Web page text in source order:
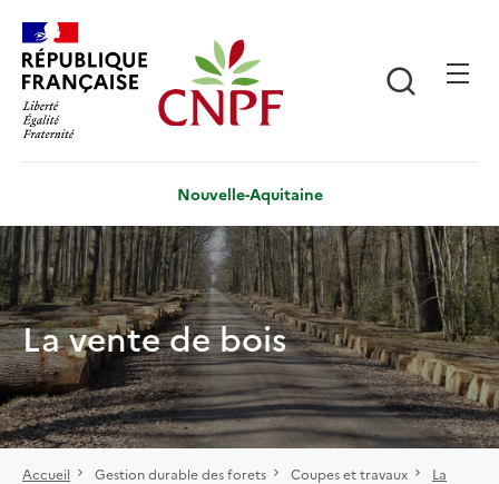
contenu
principal
Nouvelle-Aquitaine
La vente de bois
Accueil Gestion durable des forets Coupes et travaux
La